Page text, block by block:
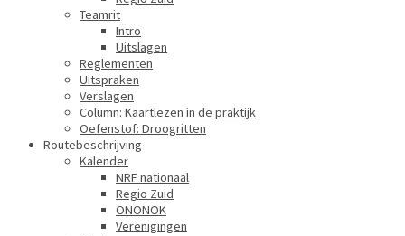
Teamrit
Intro
Uitslagen
Reglementen
Uitspraken
Verslagen
Column: Kaartlezen in de praktijk
Oefenstof: Droogritten
Routebeschrijving
Kalender
NRF nationaal
Regio Zuid
ONONOK
Verenigingen